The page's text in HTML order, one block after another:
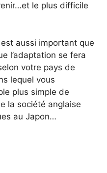
le plus difficile
aussi important que
l’adaptation se fera
votre pays de
lequel vous
plus simple de
la société anglaise
au Japon…